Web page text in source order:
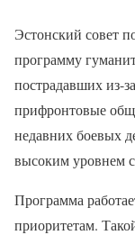
Эстонский совет
программу
пострадавших
прифронтовые
недавних боевых
высоким уровнем
Программа
приоритетам.